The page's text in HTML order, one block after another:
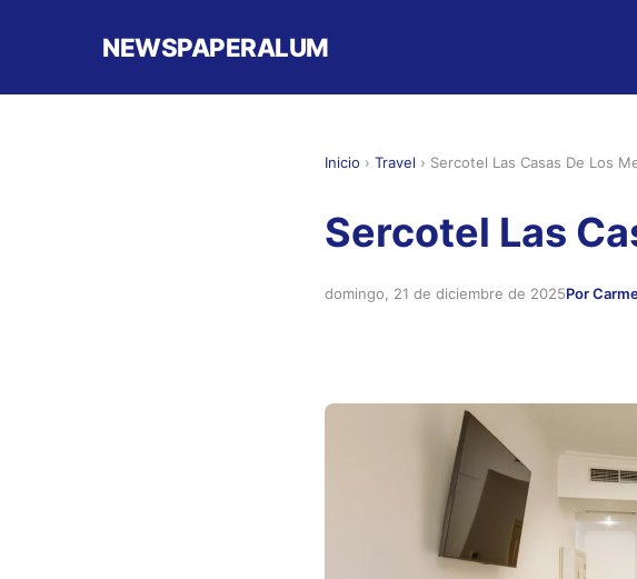
NEWSPAPERALUM
Inicio › Travel › Sercotel Las Casas De Los
Sercotel Las
domingo, 21 de diciembre de 2025Por